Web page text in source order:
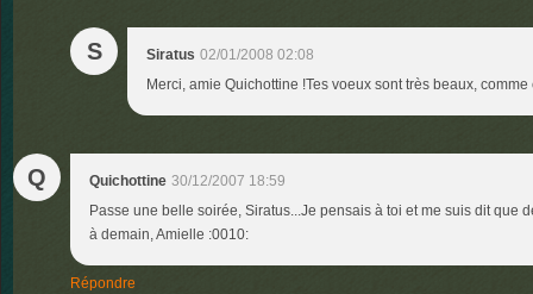
S Siratus 02/01/2008 02:08
Merci, amie Quichottine !Tes voeux sont très beaux,
Q Quichottine 30/12/2007 18:59
Passe une belle soirée, Siratus...Je pensais à toi et me suis dit que
à demain, Amielle :0010:
Répondre